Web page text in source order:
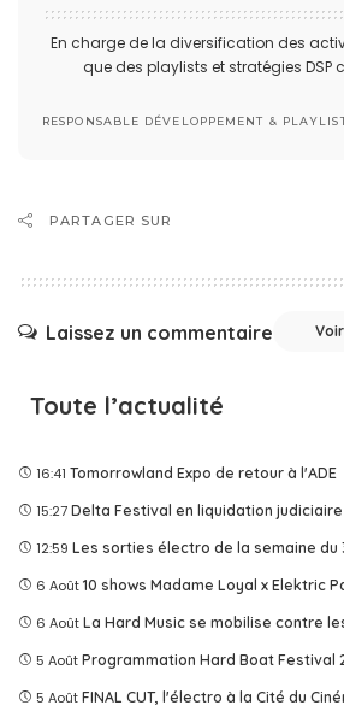
En charge de la diversification des
que des playlists et stratégies DSP
RESPONSABLE DÉVELOPPEMENT &
PARTAGER SUR
Laissez un commentaire
Toute l’actualité
16:41 Tomorrowland Expo de retour à l'ADE
15:27 Delta Festival en liquidation judiciaire
12:59 Les sorties électro de la semaine du
6 Août 10 shows Madame Loyal x Elektric
6 Août La Hard Music se mobilise contre
5 Août Programmation Hard Boat Festival
5 Août FINAL CUT, l'électro à la Cité du